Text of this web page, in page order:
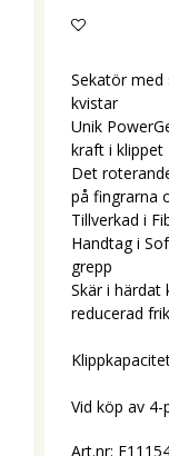
Sekatör med
kvistar
Unik
kraft i klippet
Det
på fingrarna
Tillverkad i
Handtag i
grepp
Skär i härdat
reducerad
Vid köp av
Art.nr: